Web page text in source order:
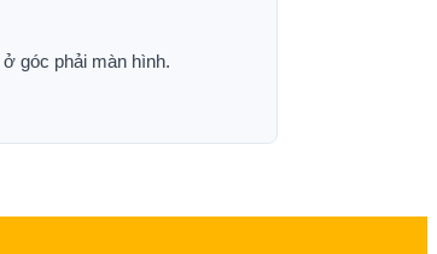
góc phải màn hình.